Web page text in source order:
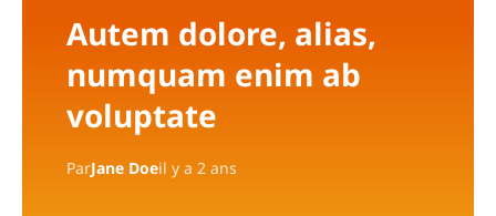
Autem dolore, alias,
numquam enim ab
voluptate
ParJane Doeil y a 2 ans